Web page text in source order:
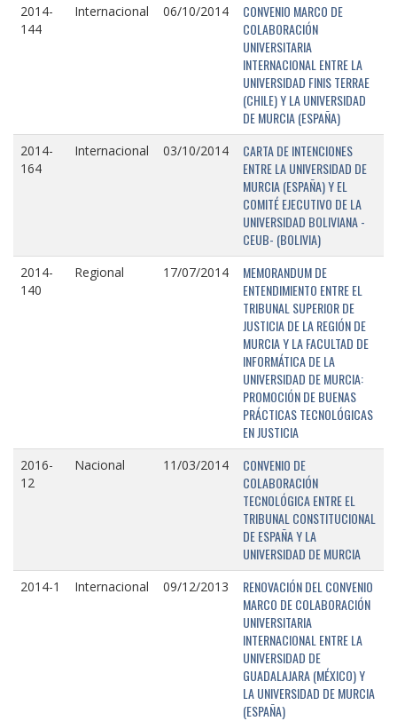
2014-
144
Internacional 06/10/2014
CONVENIO MARCO DE
COLABORACIÓN
UNIVERSITARIA
INTERNACIONAL ENTRE LA
UNIVERSIDAD FINIS TERRAE
(CHILE) Y LA UNIVERSIDAD
DE MURCIA (ESPAÑA)
2014-
164
Internacional 03/10/2014
CARTA DE INTENCIONES
ENTRE LA UNIVERSIDAD DE
MURCIA (ESPAÑA) Y EL
COMITÉ EJECUTIVO DE LA
UNIVERSIDAD BOLIVIANA -
CEUB- (BOLIVIA)
2014-
140
Regional 17/07/2014
MEMORANDUM DE
ENTENDIMIENTO ENTRE EL
TRIBUNAL SUPERIOR DE
JUSTICIA DE LA REGIÓN DE
MURCIA Y LA FACULTAD DE
INFORMÁTICA DE LA
UNIVERSIDAD DE MURCIA:
PROMOCIÓN DE BUENAS
PRÁCTICAS TECNOLÓGICAS
EN JUSTICIA
2016-
12
Nacional 11/03/2014
CONVENIO DE
COLABORACIÓN
TECNOLÓGICA ENTRE EL
TRIBUNAL CONSTITUCIONAL
DE ESPAÑA Y LA
UNIVERSIDAD DE MURCIA
2014-1 Internacional 09/12/2013
RENOVACIÓN DEL CONVENIO
MARCO DE COLABORACIÓN
UNIVERSITARIA
INTERNACIONAL ENTRE LA
UNIVERSIDAD DE
GUADALAJARA (MÉXICO) Y
LA UNIVERSIDAD DE MURCIA
(ESPAÑA)